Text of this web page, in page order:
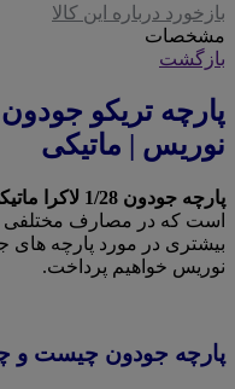
بازخورد درباره این کالا
مشخصات
بازگشت
نوریس | ماتیکی
پارچه جودون 1/28 لاکرا ماتیکی
است که در مصارف مختلفی
نوریس خواهیم پرداخت.
پارچه جودون چیست و